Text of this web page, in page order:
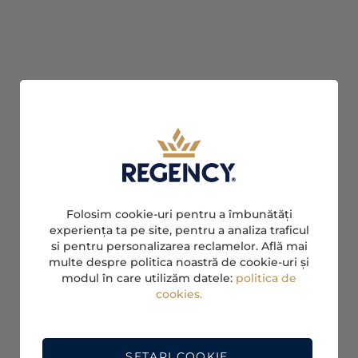
Folosim cookie-uri pentru a îmbunătăți
experiența ta pe site, pentru a analiza traficul
si pentru personalizarea reclamelor. Află mai
multe despre politica noastră de cookie-uri și
modul în care utilizăm datele: politica de
cookies.